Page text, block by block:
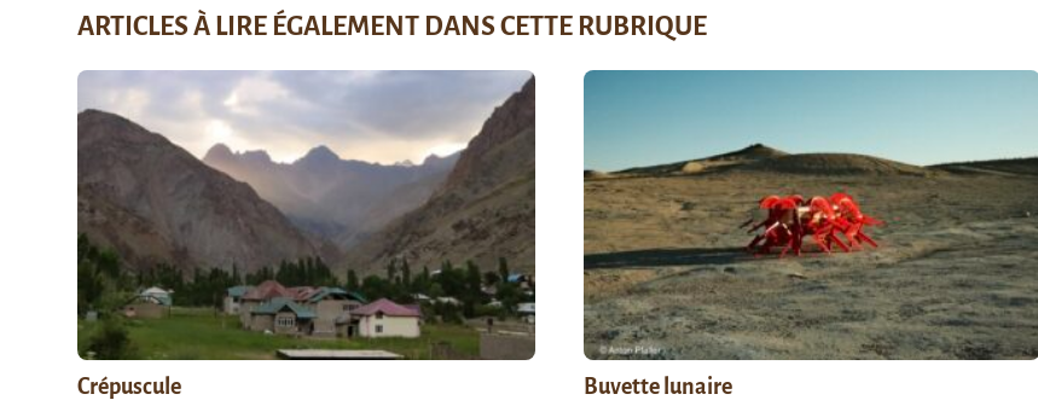
ARTICLES À LIRE ÉGALEMENT DANS CETTE RUBRIQUE
Crépuscule Buvette lunaire